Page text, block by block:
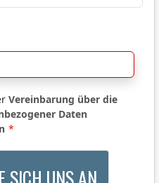
Vereinbarung über die
Daten